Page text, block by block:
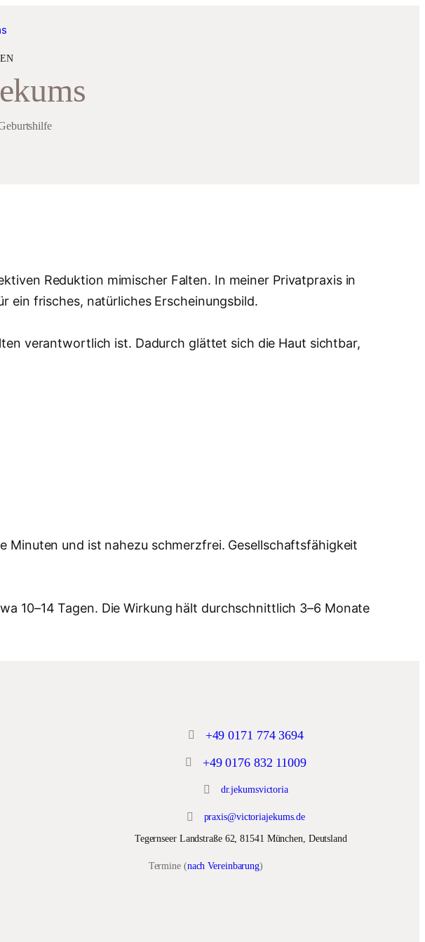
Reduktion mimischer Falten. In meiner Privatpraxis in
ein frisches, natürliches Erscheinungsbild.
verantwortlich ist. Dadurch glättet sich die Haut sichtbar,
Minuten und ist nahezu schmerzfrei. Gesellschaftsfähigkeit
10–14 Tagen. Die Wirkung hält durchschnittlich 3–6 Monate
+49 0171 774 3694
+49 0176 832 11009
dr.jekumsvictoria
praxis@victoriajekums.de
Tegernseer Landstraße 62, 81541 München, Deutsland
Termine (nach Vereinbarung)